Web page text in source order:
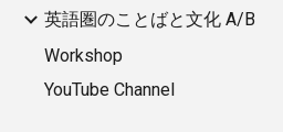
英語圏のことばと文化 A/B
Workshop
YouTube Channel